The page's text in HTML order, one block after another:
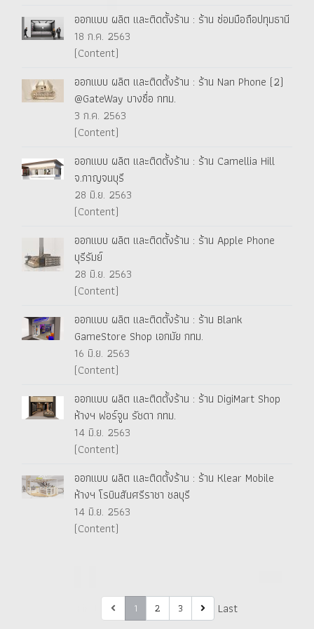
ออกแบบ ผลิต และติดตั้งร้าน : ร้าน ซ่อมมือถือปทุมธานี
18 ก.ค. 2563
(Content)
ออกแบบ ผลิต และติดตั้งร้าน : ร้าน Nan Phone (2)
@GateWay บางซื่อ กทม.
3 ก.ค. 2563
(Content)
ออกแบบ ผลิต และติดตั้งร้าน : ร้าน Camellia Hill
จ.กาญจนบุรี
28 มิ.ย. 2563
(Content)
ออกแบบ ผลิต และติดตั้งร้าน : ร้าน Apple Phone
บุรีรัมย์
28 มิ.ย. 2563
(Content)
ออกแบบ ผลิต และติดตั้งร้าน : ร้าน Blank
GameStore Shop เอกมัย กทม.
16 มิ.ย. 2563
(Content)
ออกแบบ ผลิต และติดตั้งร้าน : ร้าน DigiMart Shop
ห้างฯ ฟอร์จูน รัชดา กทม.
14 มิ.ย. 2563
(Content)
ออกแบบ ผลิต และติดตั้งร้าน : ร้าน Klear Mobile
ห้างฯ โรบินสันศรีราชา ชลบุรี
14 มิ.ย. 2563
(Content)
1 2 3 Last